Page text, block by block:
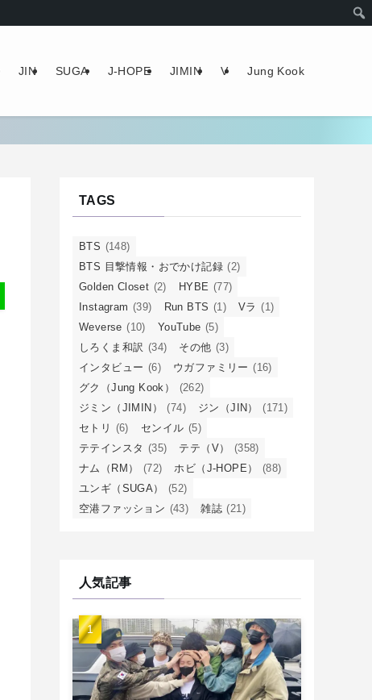
JIN SUGA J-HOPE JIMIN V Jung Kook
TAGS
BTS (148)
BTS 目撃情報・おでかけ記録 (2)
Golden Closet (2) HYBE (77)
Instagram (39) Run BTS (1) Vラ (1)
Weverse (10) YouTube (5)
しろくま和訳 (34) その他 (3)
インタビュー (6) ウガファミリー (16)
グク（Jung Kook）
(262)
ジミン（JIMIN）
(74) ジン（JIN）
(171)
セトリ (6) センイル (5)
テテインスタ (35) テテ（V）
(358)
ナム（RM）
(72) ホビ（J-HOPE）
(88)
ユンギ（SUGA）
(52)
空港ファッション (43) 雑誌 (21)
人気記事